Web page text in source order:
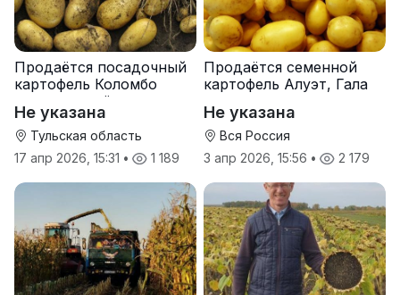
Продаётся посадочный
картофель Коломбо
оптом от трёх тонн
Не указана
Тульская область
17 апр 2026, 15:31 • 1 189
Продаётся семенной
картофель Алуэт, Гала
Не указана
Вся Россия
3 апр 2026, 15:56 • 2 179